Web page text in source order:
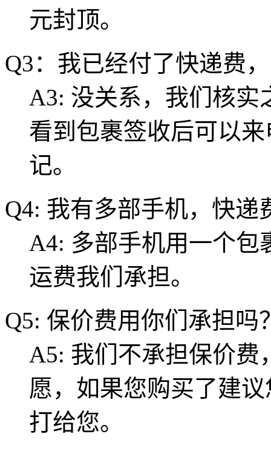
元封顶。
Q3：我已经付了快递费
A3: 没关系，我们核实
看到包裹签收后可以
记。
Q4: 我有多部手机，快递
A4: 多部手机用一个包
运费我们承担。
Q5: 保价费用你们承担吗
A5: 我们不承担保价费
愿，如果您购买了建
打给您。